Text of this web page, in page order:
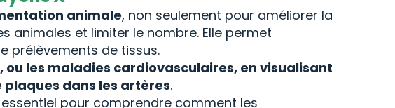
animale, non seulement pour améliorer la
animales et limiter le nombre. Elle permet
prélèvements de tissus.
ou les maladies cardiovasculaires, en visualisant
dans les artères.
pour comprendre comment les